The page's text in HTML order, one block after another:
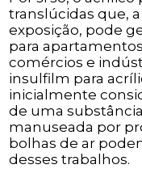
translúcidas que,
exposição, pode
para
comércios e
insulfilm para
inicialmente
de uma
manuseada por
bolhas de ar
desses trabalhos.